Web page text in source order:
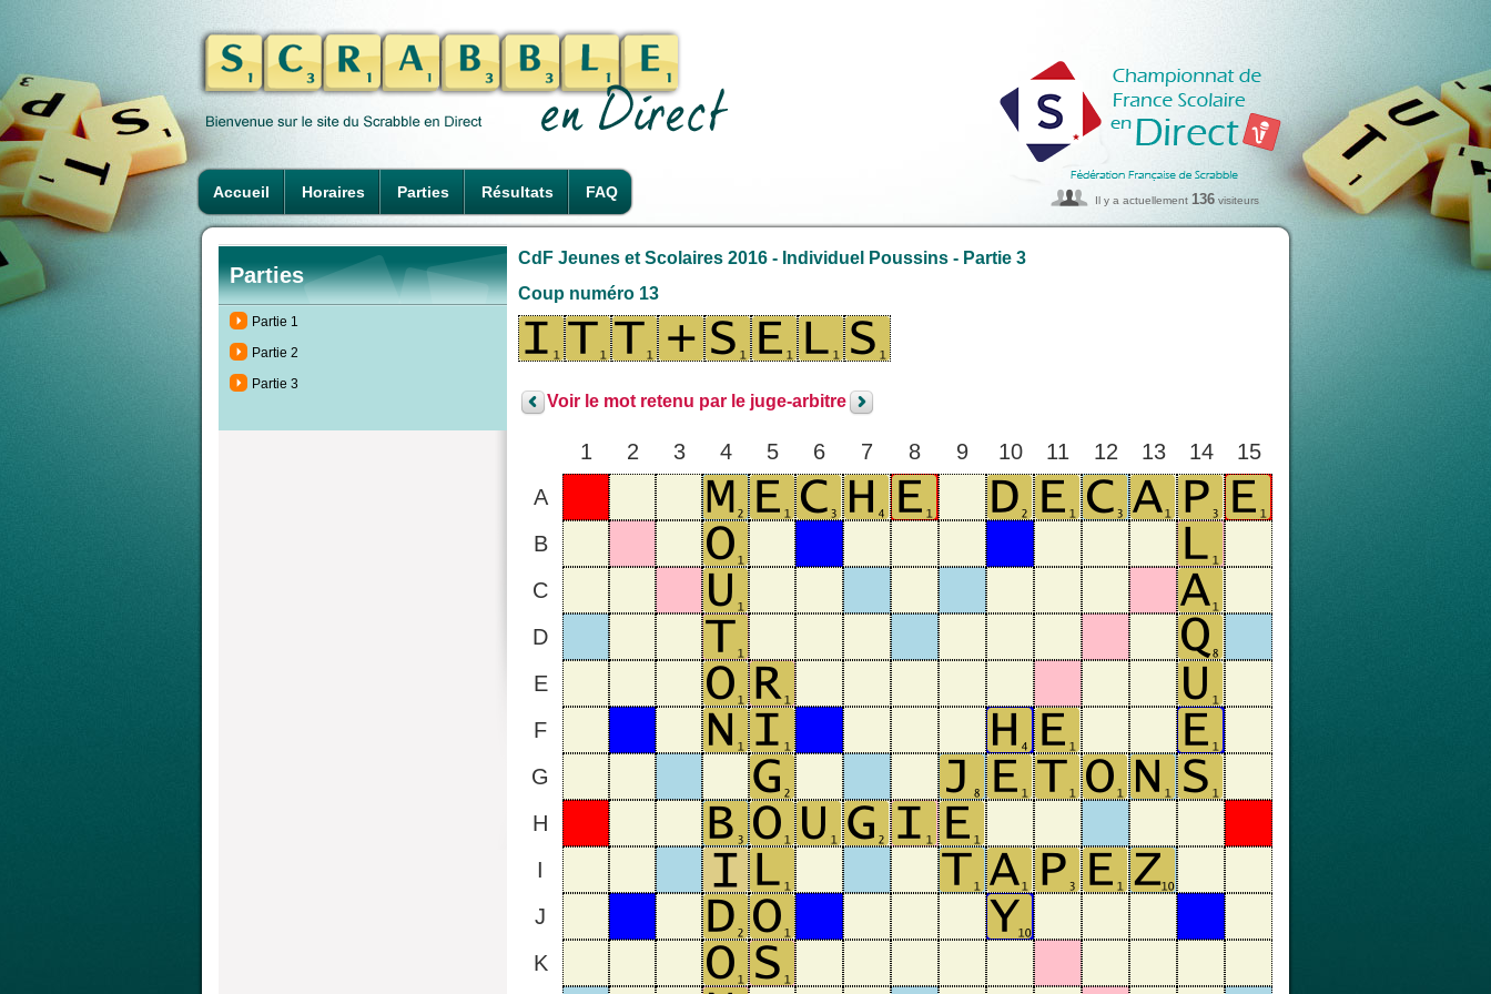
Accueil Horaires Parties Résultats FAQ Il y a actuellement 136 visiteurs
Parties
Partie 1
Partie 2
Partie 3
CdF Jeunes et Scolaires 2016 - Individuel Poussins - Partie 3
Coup numéro 13
Voir le mot retenu par le juge-arbitre
1 2 3 4 5 6 7 8 9 10 11 12 13 14
15
A
B
C
D
E
F
G
H
I
J
K